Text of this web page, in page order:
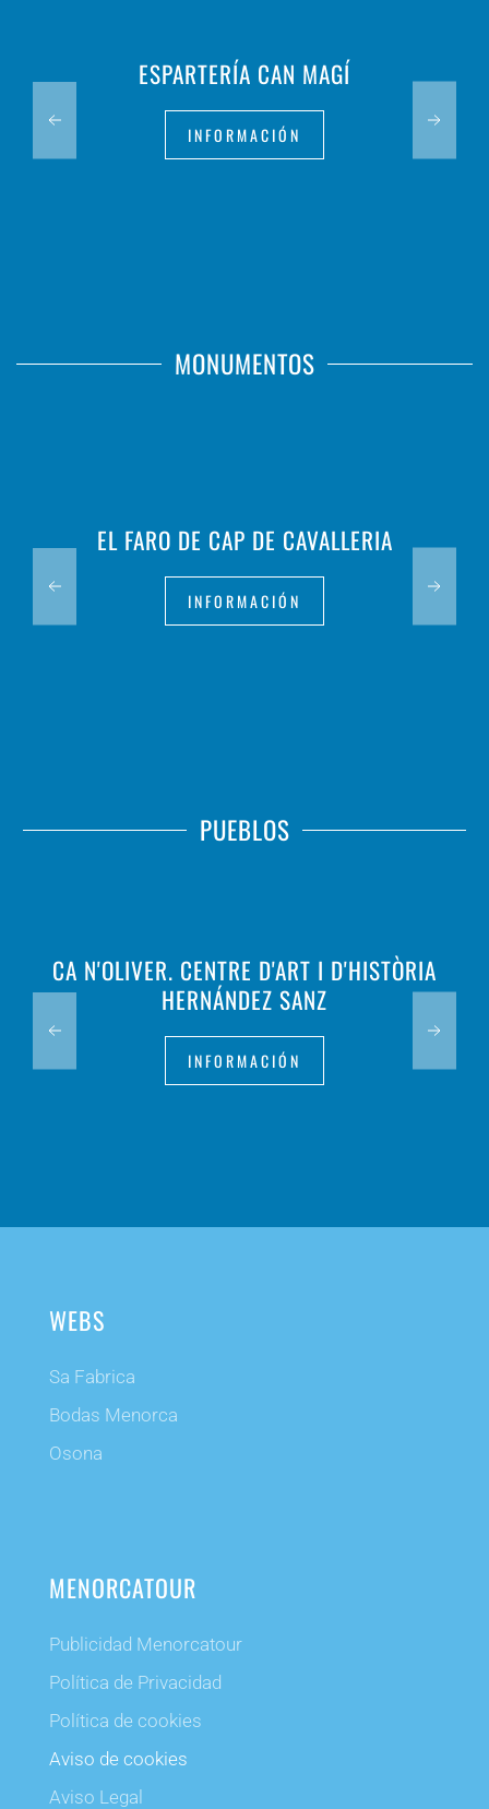
ESPARTERÍA CAN MAGÍ
INFORMACIÓN
MONUMENTOS
EL FARO DE CAP DE CAVALLERIA
INFORMACIÓN
PUEBLOS
CA N'OLIVER. CENTRE D'ART I D'HISTÒRIA
HERNÁNDEZ SANZ
INFORMACIÓN
WEBS
Sa Fabrica
Bodas Menorca
Osona
MENORCATOUR
Publicidad Menorcatour
Política de Privacidad
Política de cookies
Aviso de cookies
Aviso Legal